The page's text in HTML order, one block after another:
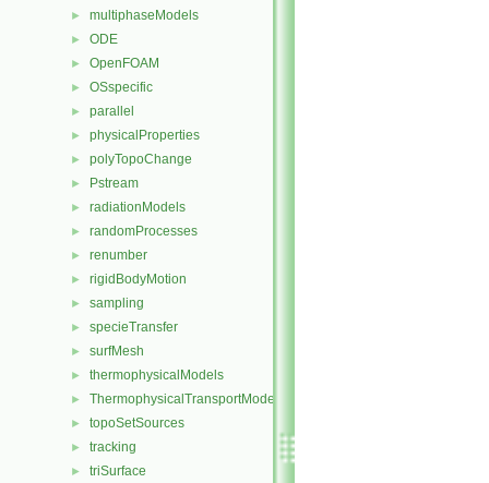
► multiphaseModels
► ODE
► OpenFOAM
► OSspecific
► parallel
► physicalProperties
► polyTopoChange
► Pstream
► radiationModels
► randomProcesses
► renumber
► rigidBodyMotion
► sampling
► specieTransfer
► surfMesh
► thermophysicalModels
► ThermophysicalTransportModels
► topoSetSources
► tracking
► triSurface